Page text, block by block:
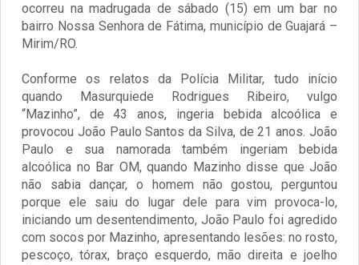
ocorreu na madrugada de sábado (15) em um bar no
bairro Nossa Senhora de Fátima, município de Guajará –
Mirim/RO.
Conforme os relatos da Polícia Militar, tudo início
quando Masurquiede Rodrigues Ribeiro, vulgo
“Mazinho”, de 43 anos, ingeria bebida alcoólica e
provocou João Paulo Santos da Silva, de 21 anos. João
Paulo e sua namorada também ingeriam bebida
alcoólica no Bar OM, quando Mazinho disse que João
não sabia dançar, o homem não gostou, perguntou
porque ele saiu do lugar dele para vim provoca-lo,
iniciando um desentendimento, João Paulo foi agredido
com socos por Mazinho, apresentando lesões: no rosto,
pescoço, tórax, braço esquerdo, mão direita e joelho